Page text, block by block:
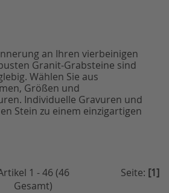
an Ihren vierbeinigen
Granit-Grabsteine sind
Wählen Sie aus
Größen und
Individuelle Gravuren und
Stein zu einem einzigartigen
1 - 46 (46
Gesamt)
Seite: [1]